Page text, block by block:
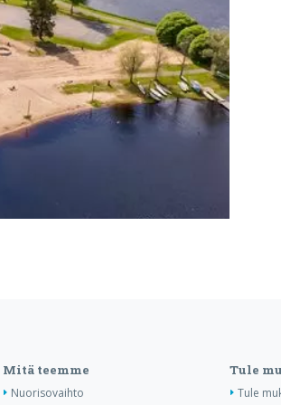
Mitä teemme
Nuorisovaihto
Tule
Tule